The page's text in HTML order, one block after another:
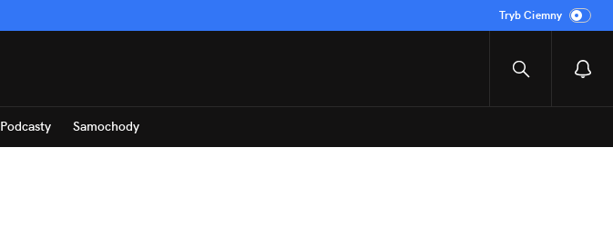
Tryb Ciemny
Podcasty Samochody